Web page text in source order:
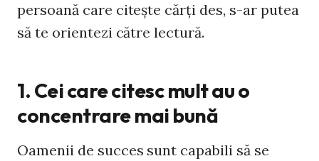
persoană care citeşte cărţi des, s-ar putea
să te orientezi către lectură.
1. Cei care citesc mult au o
concentrare mai bună
Oamenii de succes sunt capabili să se